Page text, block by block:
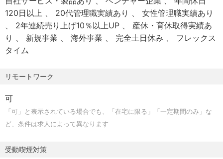
【本ポジションで得られる経験・キャリア】
・海外展開の初期フェーズに関わる経験
・事業開発等のモノづくりにも関われる環境
◆iwasemi事業部体制
です。
・オフィスグリコあり
・ベビーシッター割引補助あり
120日以上
20代管理職実績あり
女性管理職実績あり
2年連続売り上げ10％以上UP
産休・育休取得実績あ
り
新規事業 海外事業 完全土日休み
フレックス
タイム
リモートワーク
可
「可」と表示されている場合でも、「在宅に限る」「一定期間のみ」な
ど、条件は求人によって異なります
受動喫煙対策